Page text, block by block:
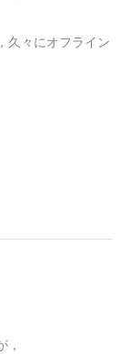
久々にオフライン
，